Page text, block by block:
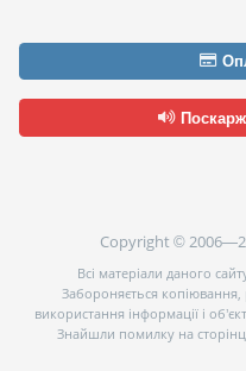
Copyright ©
Всі матеріали даного
Забороняється
використання інформації і
Знайшли помилку на сторінці